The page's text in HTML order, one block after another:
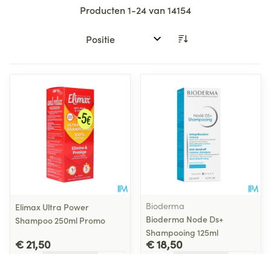
Producten1-24van14154
Sorteer op:
Elimax Ultra Power
Shampoo 250ml Promo
€ 21,50
Bioderma
Bioderma Node Ds+
Shampooing 125ml
€ 18,50